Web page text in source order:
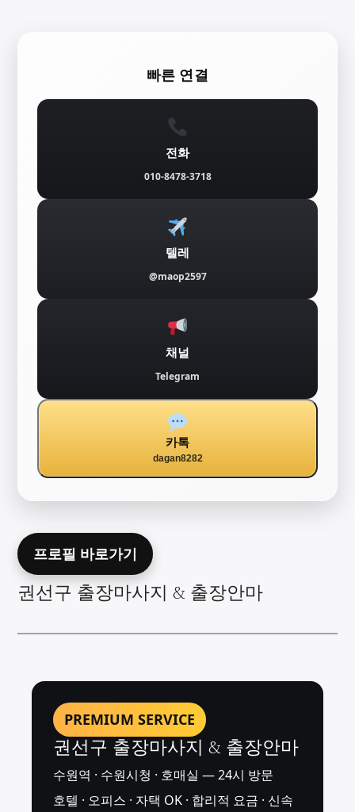
빠른 연결
전화
010-8478-3718
텔레
@maop2597
채널
Telegram
카톡
dagan8282
프로필 바로가기
권선구 출장마사지 & 출장안마
PREMIUM SERVICE
권선구 출장마사지 & 출장안마
수원역 · 수원시청 · 호매실 — 24시 방문
호텔 · 오피스 · 자택 OK · 합리적 요금 · 신속